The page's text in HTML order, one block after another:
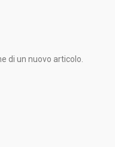
di un nuovo articolo.